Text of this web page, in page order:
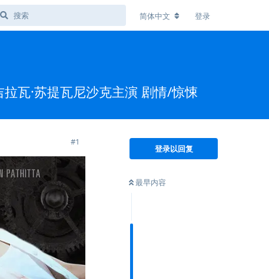
简体中文 登录
瓦·苏提瓦尼沙克主演 剧情/惊悚
登录以回复
最早内容
#1